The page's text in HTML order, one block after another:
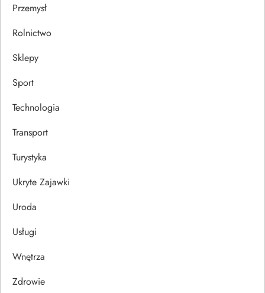
Przemysł
Rolnictwo
Sklepy
Sport
Technologia
Transport
Turystyka
Ukryte Zajawki
Uroda
Usługi
Wnętrza
Zdrowie